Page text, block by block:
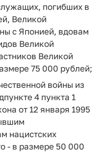
погибших в
Великой
с Японией, вдовам
Великой
Великой
75 000 рублей;
войны из
4 пункта 1
от 12 января 1995
нацистских
- в размере 50 000